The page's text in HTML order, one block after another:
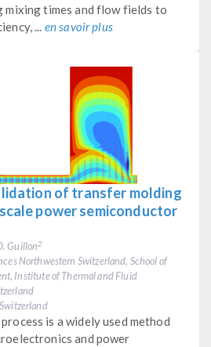
mixing times and flow fields to
... en savoir plus
of transfer molding
power semiconductor
Guillon2
Northwestern Switzerland, School of
Institute of Thermal and Fluid
is a widely used method
and power